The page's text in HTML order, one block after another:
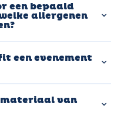
een bepaald
allergenen
een evenement
van